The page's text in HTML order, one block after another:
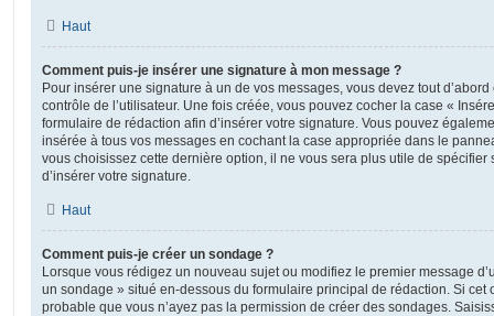
Haut
Comment puis-je insérer une signature à mon message ?
Pour insérer une signature à un de vos messages, vous devez tout
contrôle de l’utilisateur. Une fois créée, vous pouvez cocher la case «
formulaire de rédaction afin d’insérer votre signature. Vous pouvez
insérée à tous vos messages en cochant la case appropriée dans le
vous choisissez cette dernière option, il ne vous sera plus utile de
d’insérer votre signature.
Haut
Comment puis-je créer un sondage ?
Lorsque vous rédigez un nouveau sujet ou modifiez le premier message
un sondage » situé en-dessous du formulaire principal de rédaction. Si cet
probable que vous n’ayez pas la permission de créer des sondages.